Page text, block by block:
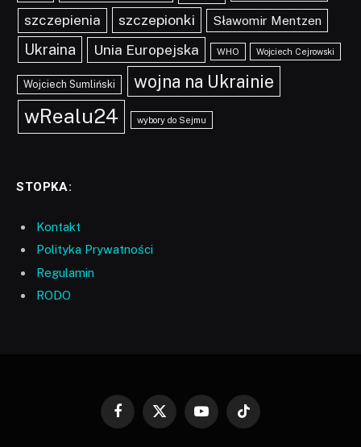
szczepienia szczepionki Sławomir Mentzen
Ukraina Unia Europejska WHO Wojciech Cejrowski
Wojciech Sumliński wojna na Ukrainie
wRealu24 wybory do Sejmu
STOPKA:
Kontakt
Polityka Prywatności
Regulamin
RODO
Facebook
X
YouTubeTikTok